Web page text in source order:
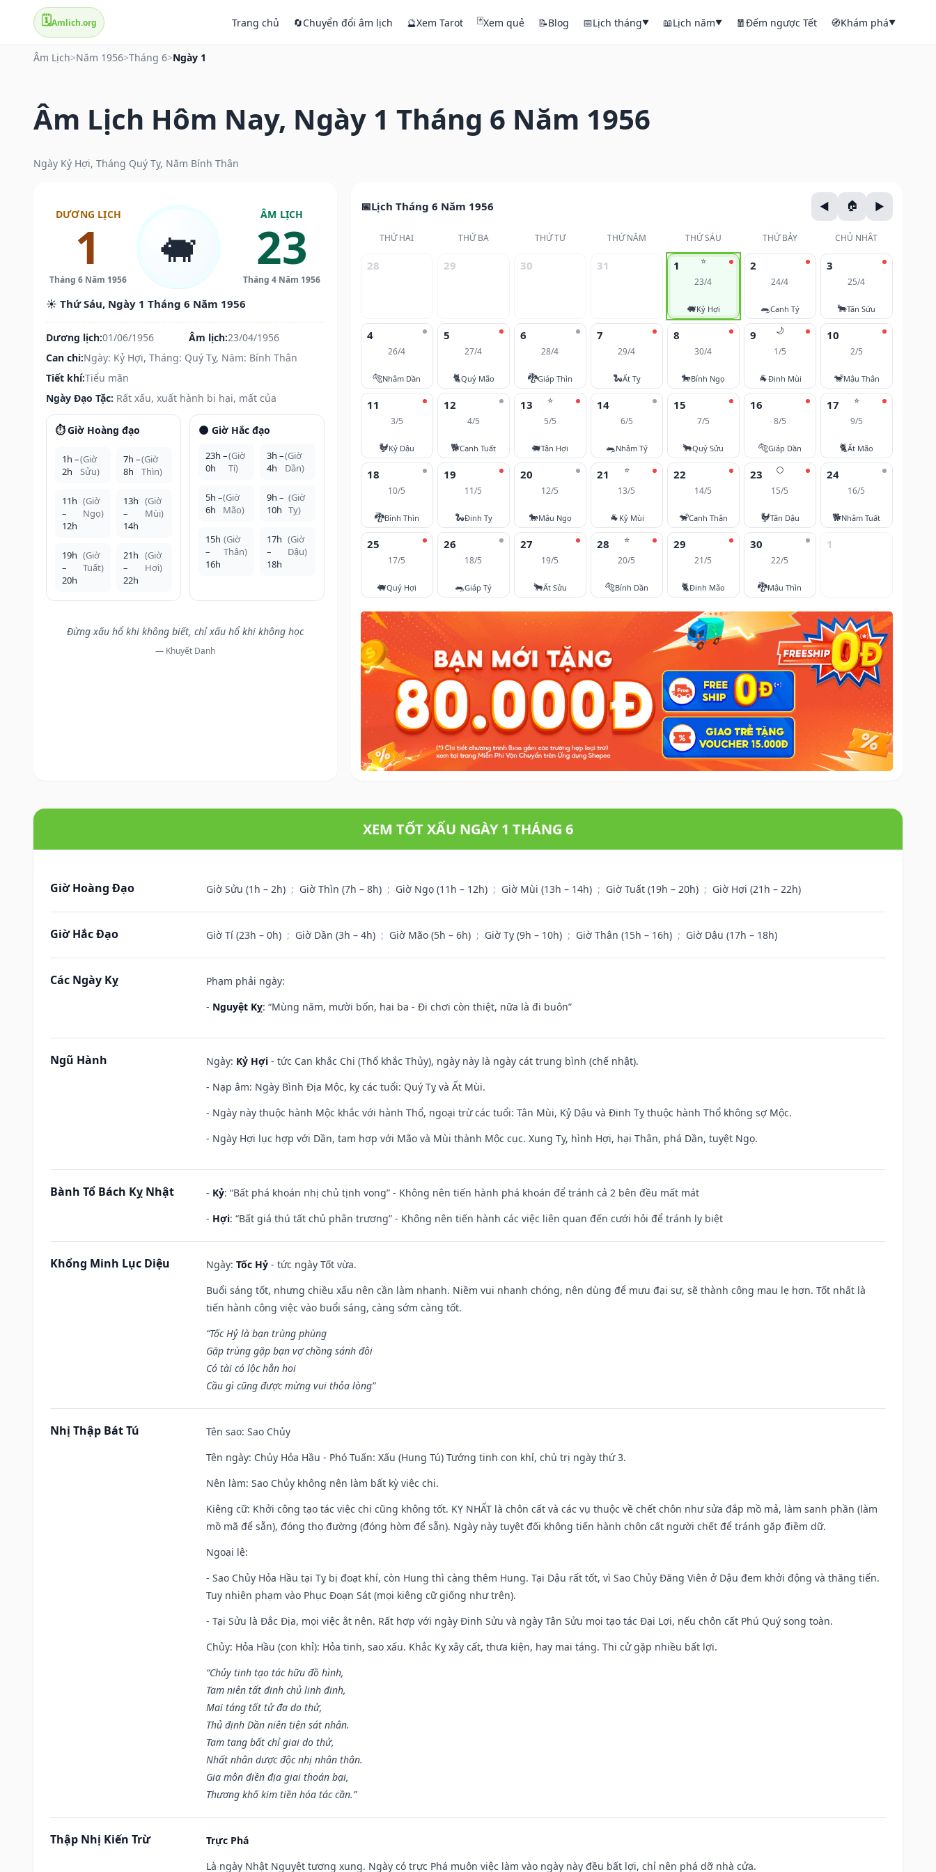
🗓️Amlich.org Trang chủ 🔄Chuyển đổi âm lịch 🔮Xem Tarot 🃏Xem quẻ 📝Blog 📅Lịch tháng▼ 📖Lịch năm▼ 🧧Đếm ngược Tết 🧭Khám phá▼
Âm Lịch>Năm 1956>Tháng 6>Ngày 1
Âm Lịch Hôm Nay, Ngày 1 Tháng 6 Năm 1956
Ngày Kỷ Hợi, Tháng Quý Tỵ, Năm Bính Thân
DƯƠNG LỊCH
1
Tháng 6 Năm 1956
🐖
ÂM LỊCH
23
Tháng 4 Năm 1956
☀️ Thứ Sáu, Ngày 1 Tháng 6 Năm 1956
Dương lịch:01/06/1956 Âm lịch:23/04/1956
Can chi:Ngày: Kỷ Hợi, Tháng: Quý Tỵ, Năm: Bính Thân
Tiết khí:Tiểu mãn
Ngày Đạo Tặc: Rất xấu, xuất hành bị hại, mất của
⏱️ Giờ Hoàng đạo
1h –
2h
(Giờ
Sửu)
7h –
8h
(Giờ
Thìn)
11h
–
12h
(Giờ
Ngọ)
13h
–
14h
(Giờ
Mùi)
19h
–
20h
(Giờ
Tuất)
21h
–
22h
(Giờ
Hợi)
🌑 Giờ Hắc đạo
23h –
0h
(Giờ
Tí)
3h –
4h
(Giờ
Dần)
5h –
6h
(Giờ
Mão)
9h –
10h
(Giờ
Tỵ)
15h
–
16h
(Giờ
Thân)
17h
–
18h
(Giờ
Dậu)
Đừng xấu hổ khi không biết, chỉ xấu hổ khi không học
— Khuyết Danh
Lịch Tháng 6 Năm 1956
THỨ HAI THỨ BA THỨ TƯ THỨ NĂM THỨ SÁU THỨ BẢY CHỦ NHẬT
28 29 30 31 ⭐
1
23/4
🐖Kỷ Hợi
2
24/4
🐀Canh Tý
3
25/4
🐂Tân Sửu
4
26/4
🐅Nhâm Dần
5
27/4
🐈Quý Mão
6
28/4
🐉Giáp Thìn
7
29/4
🐍Ất Tỵ
8
30/4
🐎Bính Ngọ
🌙
9
1/5
🐐Đinh Mùi
10
2/5
🐒Mậu Thân
11
3/5
🐓Kỷ Dậu
12
4/5
🐕Canh Tuất
⭐
13
5/5
🐖Tân Hợi
14
6/5
🐀Nhâm Tý
15
7/5
🐂Quý Sửu
16
8/5
🐅Giáp Dần
⭐
17
9/5
🐈Ất Mão
18
10/5
🐉Bính Thìn
19
11/5
🐍Đinh Tỵ
20
12/5
🐎Mậu Ngọ
⭐
21
13/5
🐐 Kỷ Mùi
22
14/5
🐒Canh Thân
🌕
23
15/5
🐓Tân Dậu
24
16/5
🐕Nhâm Tuất
25
17/5
🐖Quý Hợi
26
18/5
🐀Giáp Tý
27
19/5
🐂Ất Sửu
⭐
28
20/5
🐅Bính Dần
29
21/5
🐈Đinh Mão
30
22/5
🐉Mậu Thìn
1
XEM TỐT XẤU NGÀY 1 THÁNG 6
Giờ Hoàng Đạo Giờ Sửu (1h – 2h) ; Giờ Thìn (7h – 8h) ; Giờ Ngọ (11h – 12h) ; Giờ Mùi (13h – 14h) ; Giờ Tuất (19h – 20h) ; Giờ Hợi (21h – 22h)
Giờ Hắc Đạo Giờ Tí (23h – 0h) ; Giờ Dần (3h – 4h) ; Giờ Mão (5h – 6h) ; Giờ Tỵ (9h – 10h) ; Giờ Thân (15h – 16h) ; Giờ Dậu (17h – 18h)
Các Ngày Kỵ
Phạm phải ngày:
- Nguyệt Kỵ: “Mùng năm, mười bốn, hai ba - Đi chơi còn thiệt, nữa là đi buôn”
Ngũ Hành Ngày: Kỷ Hợi - tức Can khắc Chi (Thổ khắc Thủy), ngày này là ngày cát trung bình (chế nhật).
- Nạp âm: Ngày Bình Địa Mộc, kỵ các tuổi: Quý Tỵ và Ất Mùi.
- Ngày này thuộc hành Mộc khắc với hành Thổ, ngoại trừ các tuổi: Tân Mùi, Kỷ Dậu và Đinh Tỵ thuộc hành Thổ không sợ Mộc.
- Ngày Hợi lục hợp với Dần, tam hợp với Mão và Mùi thành Mộc cục. Xung Tỵ, hình Hợi, hại Thân, phá Dần, tuyệt Ngọ.
Bành Tổ Bách Kỵ Nhật - Kỷ: “Bất phá khoán nhị chủ tịnh vong” - Không nên tiến hành phá khoán để tránh cả 2 bên đều mất mát
- Hợi: “Bất giá thú tất chủ phân trương” - Không nên tiến hành các việc liên quan đến cưới hỏi để tránh ly biệt
Khổng Minh Lục Diệu Ngày: Tốc Hỷ - tức ngày Tốt vừa.
Buổi sáng tốt, nhưng chiều xấu nên cần làm nhanh. Niềm vui nhanh chóng, nên dùng để mưu đại sự, sẽ thành công mau lẹ hơn. Tốt nhất là
tiến hành công việc vào buổi sáng, càng sớm càng tốt.
“Tốc Hỷ là bạn trùng phùng
Gặp trùng gặp bạn vợ chồng sánh đôi
Có tài có lộc hẳn hoi
Cầu gì cũng được mừng vui thỏa lòng”
Nhị Thập Bát Tú Tên sao: Sao Chủy
Tên ngày: Chủy Hỏa Hầu - Phó Tuấn: Xấu (Hung Tú) Tướng tinh con khỉ, chủ trị ngày thứ 3.
Nên làm: Sao Chủy không nên làm bất kỳ việc chi.
Kiêng cữ: Khởi công tạo tác việc chi cũng không tốt. KỴ NHẤT là chôn cất và các vụ thuộc về chết chôn như sửa đắp mồ mả, làm sanh phần (làm
mồ mã để sẵn), đóng thọ đường (đóng hòm để sẵn). Ngày này tuyệt đối không tiến hành chôn cất người chết để tránh gặp điềm dữ.
Ngoại lệ:
- Sao Chủy Hỏa Hầu tại Tỵ bị đoạt khí, còn Hung thì càng thêm Hung. Tại Dậu rất tốt, vì Sao Chủy Đăng Viên ở Dậu đem khởi động và thăng tiến.
Tuy nhiên phạm vào Phục Đoạn Sát (mọi kiêng cữ giống như trên).
- Tại Sửu là Đắc Địa, mọi việc ắt nên. Rất hợp với ngày Đinh Sửu và ngày Tân Sửu mọi tạo tác Đại Lợi, nếu chôn cất Phú Quý song toàn.
Chủy: Hỏa Hầu (con khỉ): Hỏa tinh, sao xấu. Khắc Kỵ xây cất, thưa kiện, hay mai táng. Thi cử gặp nhiều bất lợi.
“Chủy tinh tạo tác hữu đồ hình,
Tam niên tất đinh chủ linh đinh,
Mai táng tốt tử đa do thử,
Thủ định Dần niên tiện sát nhân.
Tam tang bất chỉ giai do thử,
Nhất nhân dược độc nhị nhân thân.
Gia môn điền địa giai thoán bại,
Thương khố kim tiền hóa tác cần.”
Thập Nhị Kiến Trừ
Trực Phá
Là ngày Nhật Nguyệt tương xung. Ngày có trực Phá muôn việc làm vào ngày này đều bất lợi, chỉ nên phá dỡ nhà cửa.